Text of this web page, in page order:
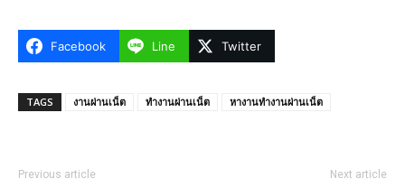
Facebook Line Twitter
TAGS งานผ่านเน็ต ทํางานผ่านเน็ต หางานทํางานผ่านเน็ต
Previous article Next article